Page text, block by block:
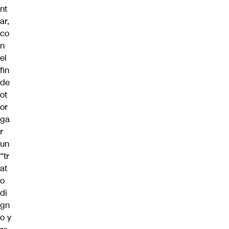
nt
ar,
co
n
el
fin
de
ot
or
ga
r
un
“tr
at
o
di
gn
o y